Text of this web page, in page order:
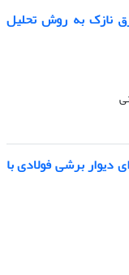
نازک به روش تحلیل
دیوار برشی فولادی با